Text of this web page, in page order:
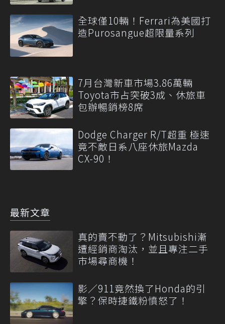
全球僅10輛！Ferrari為美國打
造Purosangue超限量系列
7月台灣新車市場3.86萬輛
Toyota市占突破3成、休旅車
包辦暢銷榜8席
Dodge Charger R/T超重 極速
竟不敵日系八座休旅Mazda
CX-90！
最新文章
真的賣不動了？Mitsubishi漸
遭經銷商淘汰，並且專注二手
市場尋商機！
影／911竟然換了Honda的引
擎？保時捷鐵粉憤怒了！